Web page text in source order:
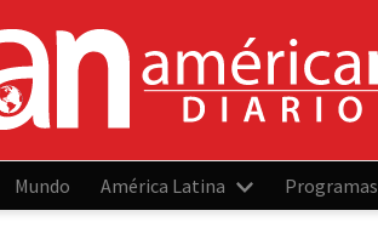
Mundo América Latina Programas